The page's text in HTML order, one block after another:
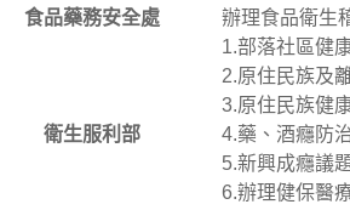
食品藥務安全處
辦理食品衛生
衛生服利部
1.部落社區健
2.原住民族及
3.原住民族健
4.藥、酒癮防
5.新興成癮議
6.辦理健保醫